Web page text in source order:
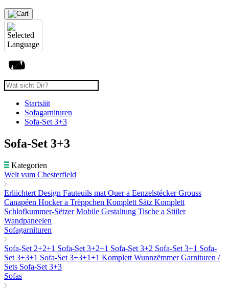
Startsäit
Sofagarnituren
Sofa-Set 3+3
Sofa-Set 3+3
Kategorien
Welt vum Chesterfield
Erliichtert Design Fauteuils mat Ouer a EenzelstéckerGrouss
Canapéen Hocker a Trëppchen Komplett Sätz Komplett
Schlofkummer-SëtzerMobile Gestaltung Tische a Stiiler
Wandpaneelen
Sofagarnituren
Sofa-Set 2+2+1 Sofa-Set 3+2+1 Sofa-Set 3+2 Sofa-Set 3+1 Sofa-
Set 3+3+1 Sofa-Set 3+3+1+1 Komplett Wunnzëmmer Garnituren /
Sets Sofa-Set 3+3
Sofas